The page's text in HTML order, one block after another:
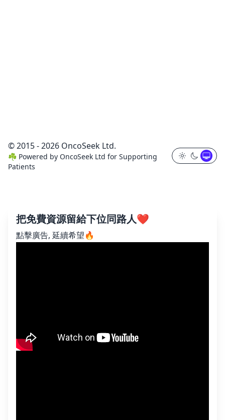
© 2015 - 2026 OncoSeek Ltd.
☘️ Powered by OncoSeek Ltd for Supporting
Patients
把免費資源留給下位同路人❤️
點擊廣告, 延續希望🔥